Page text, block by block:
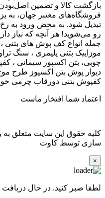
بازگشت کالا و تضمین اصل‌بودن
فروشگاه‌های معتبر جهان، به
تبدیل شود. به محض ورود به رخ
رو می‌شوید! هر آنچه که نیاز
جمله انواع کف پوش های بتنی ،
موزاییک بتنی پلیمری ، سنگ
چوبی، بتن اکسپوز سیمانی ،
دیوار پوش بتن اکسپوز طرح
کفپوش بتنی دورقاب چرمی
اعتماد شما افتخار ماست
کلیه حقوق این سایت متعلق
سازی توسط کاوت
×
لطفا صبر کنید. در حال